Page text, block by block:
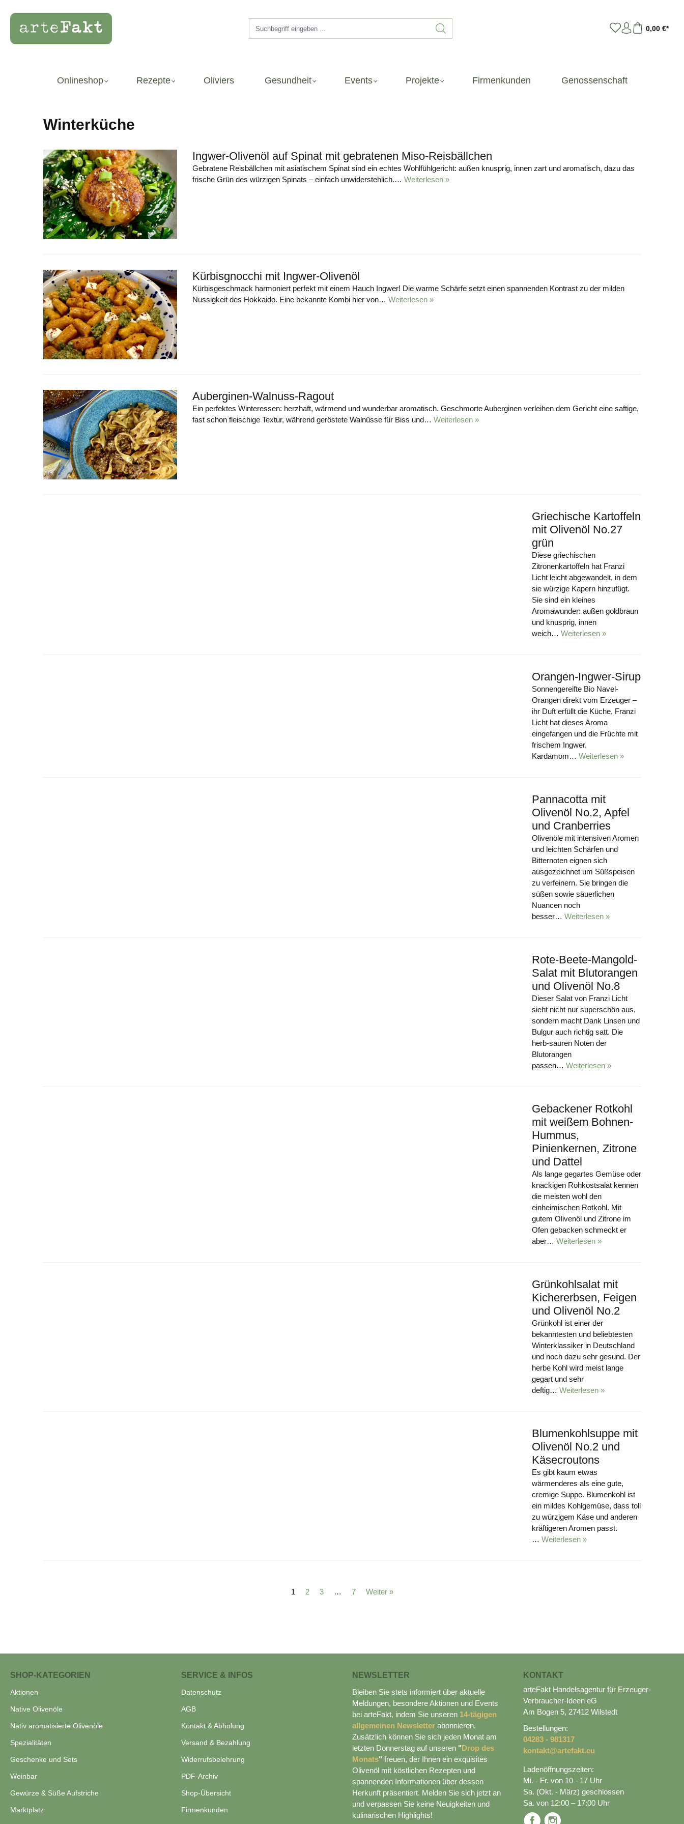
0,00 €*
Onlineshop Rezepte Oliviers Gesundheit Events Projekte Firmenkunden Genossenschaft
Winterküche
Ingwer-Olivenöl auf Spinat mit gebratenen Miso-Reisbällchen
Gebratene Reisbällchen mit asiatischem Spinat sind ein echtes Wohlfühlgericht: außen knusprig, innen zart und aromatisch, dazu das
frische Grün des würzigen Spinats – einfach unwiderstehlich.… Weiterlesen »
Kürbisgnocchi mit Ingwer-Olivenöl
Kürbisgeschmack harmoniert perfekt mit einem Hauch Ingwer! Die warme Schärfe setzt einen spannenden Kontrast zu der milden
Nussigkeit des Hokkaido. Eine bekannte Kombi hier von… Weiterlesen »
Auberginen-Walnuss-Ragout
Ein perfektes Winteressen: herzhaft, wärmend und wunderbar aromatisch. Geschmorte Auberginen verleihen dem Gericht eine saftige,
fast schon fleischige Textur, während geröstete Walnüsse für Biss und… Weiterlesen »
Griechische Kartoffeln
mit Olivenöl No.27
grün
Diese griechischen
Zitronenkartoffeln hat Franzi
Licht leicht abgewandelt, in dem
sie würzige Kapern hinzufügt.
Sie sind ein kleines
Aromawunder: außen goldbraun
und knusprig, innen
weich… Weiterlesen »
Orangen-Ingwer-Sirup
Sonnengereifte Bio Navel-
Orangen direkt vom Erzeuger –
ihr Duft erfüllt die Küche, Franzi
Licht hat dieses Aroma
eingefangen und die Früchte mit
frischem Ingwer,
Kardamom… Weiterlesen »
Pannacotta mit
Olivenöl No.2, Apfel
und Cranberries
Olivenöle mit intensiven Aromen
und leichten Schärfen und
Bitternoten eignen sich
ausgezeichnet um Süßspeisen
zu verfeinern. Sie bringen die
süßen sowie säuerlichen
Nuancen noch
besser… Weiterlesen »
Rote-Beete-Mangold-
Salat mit Blutorangen
und Olivenöl No.8
Dieser Salat von Franzi Licht
sieht nicht nur superschön aus,
sondern macht Dank Linsen und
Bulgur auch richtig satt. Die
herb-sauren Noten der
Blutorangen
passen… Weiterlesen »
Gebackener Rotkohl
mit weißem Bohnen-
Hummus,
Pinienkernen, Zitrone
und Dattel
Als lange gegartes Gemüse oder
knackigen Rohkostsalat kennen
die meisten wohl den
einheimischen Rotkohl. Mit
gutem Olivenöl und Zitrone im
Ofen gebacken schmeckt er
aber… Weiterlesen »
Grünkohlsalat mit
Kichererbsen, Feigen
und Olivenöl No.2
Grünkohl ist einer der
bekanntesten und beliebtesten
Winterklassiker in Deutschland
und noch dazu sehr gesund. Der
herbe Kohl wird meist lange
gegart und sehr
deftig… Weiterlesen »
Blumenkohlsuppe mit
Olivenöl No.2 und
Käsecroutons
Es gibt kaum etwas
wärmenderes als eine gute,
cremige Suppe. Blumenkohl ist
ein mildes Kohlgemüse, dass toll
zu würzigem Käse und anderen
kräftigeren Aromen passt.
… Weiterlesen »
1 2 3 … 7 Weiter »
SHOP-KATEGORIEN
Aktionen
Native Olivenöle
Nativ aromatisierte Olivenöle
Spezialitäten
Geschenke und Sets
Weinbar
Gewürze & Süße Aufstriche
Marktplatz
SERVICE & INFOS
Datenschutz
AGB
Kontakt & Abholung
Versand & Bezahlung
Widerrufsbelehrung
PDF-Archiv
Shop-Übersicht
Firmenkunden
NEWSLETTER
Bleiben Sie stets informiert über aktuelle
Meldungen, besondere Aktionen und Events
bei arteFakt, indem Sie unseren 14-tägigen
allgemeinen Newsletter abonnieren.
Zusätzlich können Sie sich jeden Monat am
letzten Donnerstag auf unseren "Drop des
Monats" freuen, der Ihnen ein exquisites
Olivenöl mit köstlichen Rezepten und
spannenden Informationen über dessen
Herkunft präsentiert. Melden Sie sich jetzt an
und verpassen Sie keine Neuigkeiten und
kulinarischen Highlights!
KONTAKT
arteFakt Handelsagentur für Erzeuger-
Verbraucher-Ideen eG
Am Bogen 5, 27412 Wilstedt
Bestellungen:
04283 - 981317
kontakt@artefakt.eu
Ladenöffnungszeiten:
Mi. - Fr. von 10 - 17 Uhr
Sa. (Okt. - März) geschlossen
Sa. von 12:00 – 17:00 Uhr